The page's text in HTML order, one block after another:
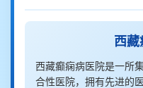
西
西藏癫痫病医院是一所
合性医院，拥有先进的